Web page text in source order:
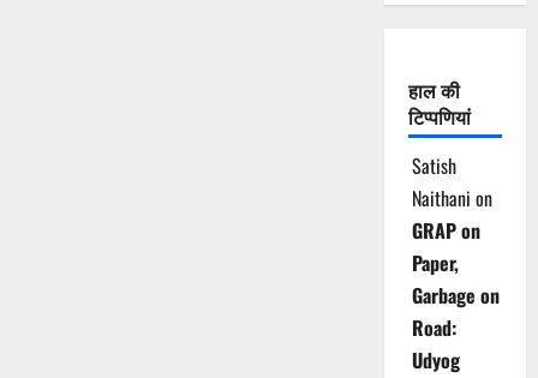
हाल की
टिप्पणियां
Satish
Naithani on
GRAP on
Paper,
Garbage on
Road:
Udyog